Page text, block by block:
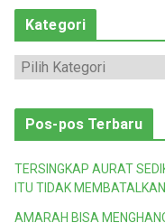
Kategori
t
o
Pos-pos Terbaru
TERSINGKAP AURAT
ITU TIDAK
AMARAH BISA